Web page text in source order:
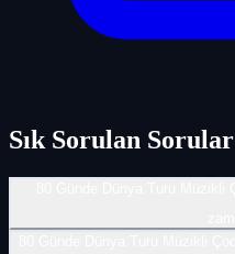
Sık Sorulan Sorular